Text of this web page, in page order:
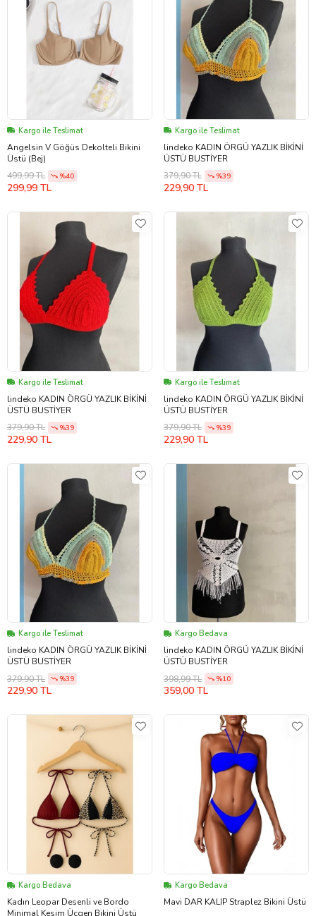
Kargo ile Teslimat
Angelsin V Göğüs Dekolteli Bikini
Üstü (Bej)
499,99 TL
%40
299,99 TL
Kargo ile Teslimat
lindeko KADIN ÖRGÜ YAZLIK BİKİNİ
ÜSTÜ BUSTİYER
379,90 TL
%39
229,90 TL
Kargo ile Teslimat
lindeko KADIN ÖRGÜ YAZLIK BİKİNİ
ÜSTÜ BUSTİYER
379,90 TL
%39
229,90 TL
Kargo ile Teslimat
lindeko KADIN ÖRGÜ YAZLIK BİKİNİ
ÜSTÜ BUSTİYER
379,90 TL
%39
229,90 TL
Kargo ile Teslimat
lindeko KADIN ÖRGÜ YAZLIK BİKİNİ
ÜSTÜ BUSTİYER
379,90 TL
%39
229,90 TL
Kargo Bedava
lindeko KADIN ÖRGÜ YAZLIK BİKİNİ
ÜSTÜ BUSTİYER
398,99 TL
%10
359,00 TL
Kargo Bedava
Kadın Leopar Desenli ve Bordo
Minimal Kesim Üçgen Bikini Üstü
Kargo Bedava
Mavi DAR KALIP Straplez Bikini Üstü